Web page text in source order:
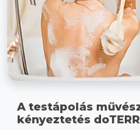
A testápolás
kényeztetés